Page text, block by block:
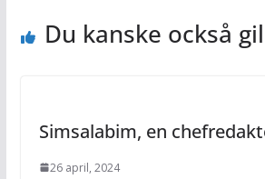
Du kanske också
Simsalabim, en
26 april, 2024